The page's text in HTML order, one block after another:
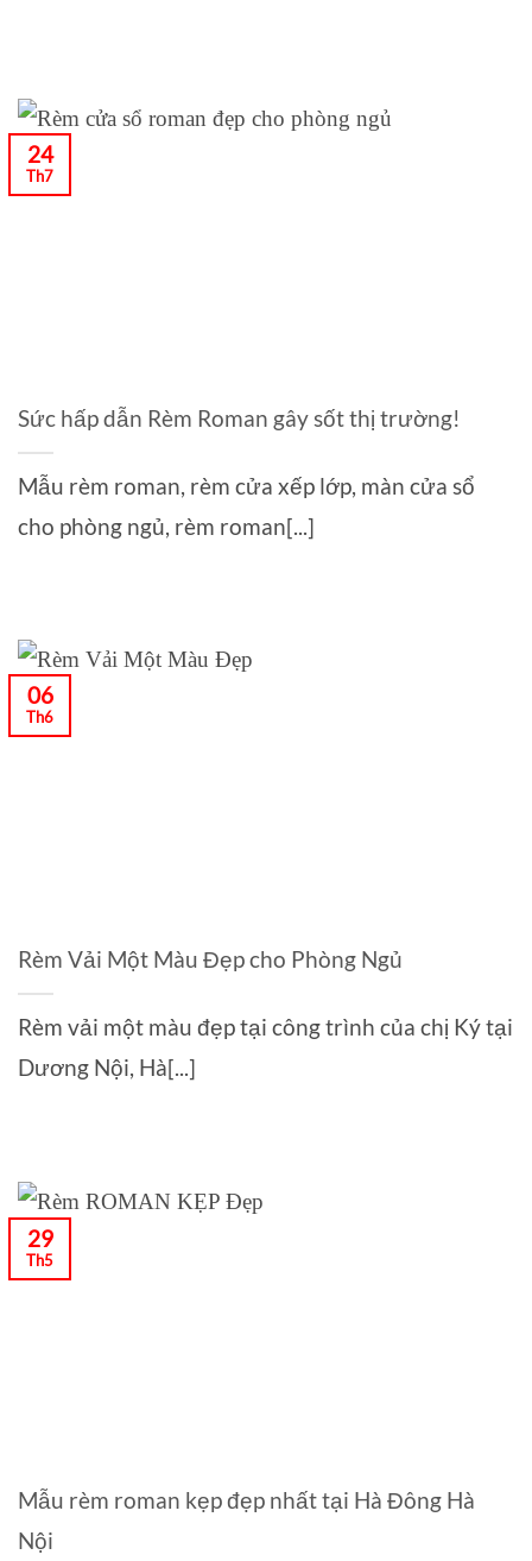
Sức hấp dẫn Rèm Roman gây sốt thị trường!
Mẫu rèm roman, rèm cửa xếp lớp, màn cửa sổ
cho phòng ngủ, rèm roman[...]
24
Th7
Rèm Vải Một Màu Đẹp cho Phòng Ngủ
Rèm vải một màu đẹp tại công trình của chị Ký tại
Dương Nội, Hà[...]
06
Th6
Mẫu rèm roman kẹp đẹp nhất tại Hà Đông Hà
Nội
29
Th5